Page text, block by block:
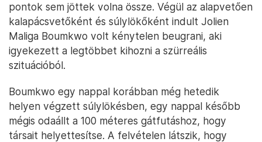
pontok sem jöttek volna össze. Végül az alapvetően
kalapácsvetőként és súlylökőként indult Jolien
Maliga Boumkwo volt kénytelen beugrani, aki
igyekezett a legtöbbet kihozni a szürreális
szituációból.
Boumkwo egy nappal korábban még hetedik
helyen végzett súlylökésben, egy nappal később
mégis odaállt a 100 méteres gátfutáshoz, hogy
társait helyettesítse. A felvételen látszik, hogy